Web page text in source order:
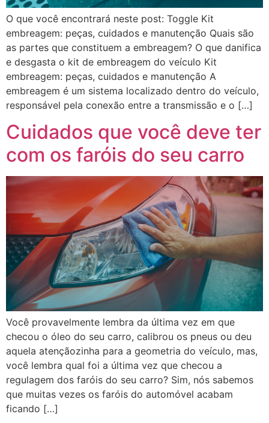
O que você encontrará neste post: Toggle Kit
embreagem: peças, cuidados e manutenção Quais são
as partes que constituem a embreagem? O que danifica
e desgasta o kit de embreagem do veículo Kit
embreagem: peças, cuidados e manutenção A
embreagem é um sistema localizado dentro do veículo,
responsável pela conexão entre a transmissão e o […]
Cuidados que você deve ter
com os faróis do seu carro
Você provavelmente lembra da última vez em que
checou o óleo do seu carro, calibrou os pneus ou deu
aquela atençãozinha para a geometria do veículo, mas,
você lembra qual foi a última vez que checou a
regulagem dos faróis do seu carro? Sim, nós sabemos
que muitas vezes os faróis do automóvel acabam
ficando […]